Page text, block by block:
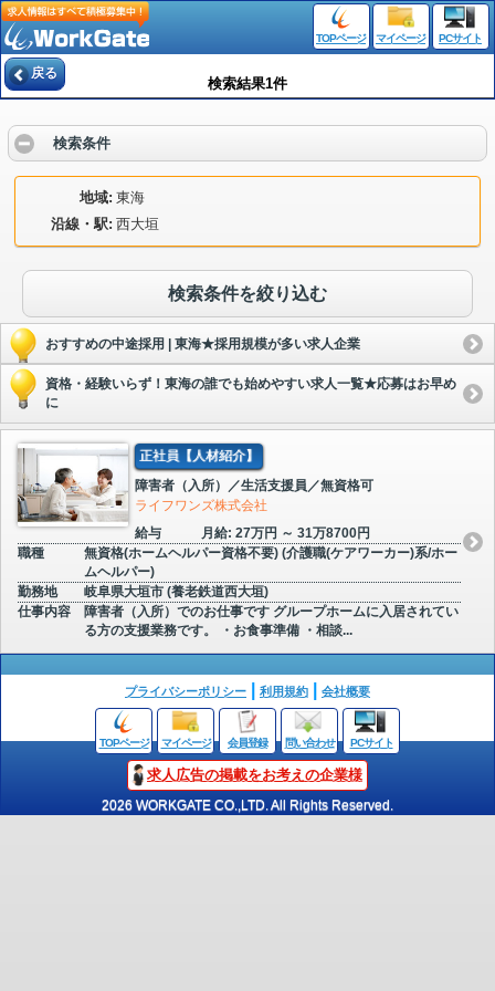
TOPページ マイページ PCサイト
戻る
検索結果1件
検索条件
地域 東海
沿線・駅 西大垣
検索条件を絞り込む
おすすめの中途採用 | 東海★採用規模が多い求人企業
資格・経験いらず！東海の誰でも始めやすい求人一覧★応募はお早め
に
正社員【人材紹介】
障害者（入所）／生活支援員／無資格可
ライフワンズ株式会社
給与
月給: 27万円 ～ 31万8700円
職種
無資格(ホームヘルパー資格不要) (介護職(ケアワーカー)系/ホー
ムヘルパー)
勤務地
岐阜県大垣市 (養老鉄道西大垣)
仕事内容
障害者（入所）でのお仕事です グループホームに入居されてい
る方の支援業務です。 ・お食事準備 ・相談...
プライバシーポリシー 利用規約 会社概要
TOPページ マイページ 会員登録 問い合わせ PCサイト
求人広告の掲載をお考えの企業様
2026 WORKGATE CO.,LTD. All Rights Reserved.